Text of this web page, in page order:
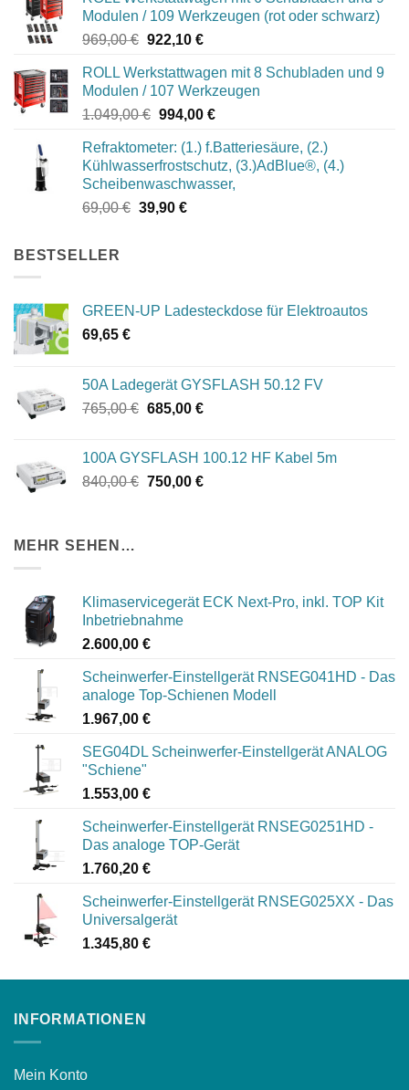
Modulen / 109 Werkzeugen (rot oder schwarz)
969,00€ Ursprünglicher
war:
969,00 €
922,10 €Aktueller
ist:
922,10 €.
ROLL Werkstattwagen mit 8 Schubladen und 9
Modulen / 107 Werkzeugen
1.049,00€ Ursprünglicher
war:
1.049,00 €
994,00 €Aktueller
ist:
994,00 €.
Refraktometer: (1.) f.Batteriesäure, (2.)
Kühlwasserfrostschutz, (3.)AdBlue®, (4.)
Scheibenwaschwasser,
69,00€ Ursprünglicher
39,90 €Aktueller
BESTSELLER
GREEN-UP Ladesteckdose für Elektroautos
69,65 €
50A Ladegerät GYSFLASH 50.12 FV
765,00€ Ursprünglicher
765,00 €
685,00 €Aktueller
685,00 €.
100A GYSFLASH 100.12 HF Kabel 5m
840,00€ Ursprünglicher
750,00 €Aktueller
MEHR SEHEN…
Klimaservicegerät ECK Next-Pro, inkl. TOP Kit
Inbetriebnahme
2.600,00 €
Scheinwerfer-Einstellgerät RNSEG041HD - Das
analoge Top-Schienen Modell
1.967,00 €
SEG04DL Scheinwerfer-Einstellgerät ANALOG
"Schiene"
1.553,00 €
Scheinwerfer-Einstellgerät RNSEG0251HD -
Das analoge TOP-Gerät
1.760,20 €
Scheinwerfer-Einstellgerät RNSEG025XX - Das
Universalgerät
1.345,80 €
INFORMATIONEN
Mein Konto